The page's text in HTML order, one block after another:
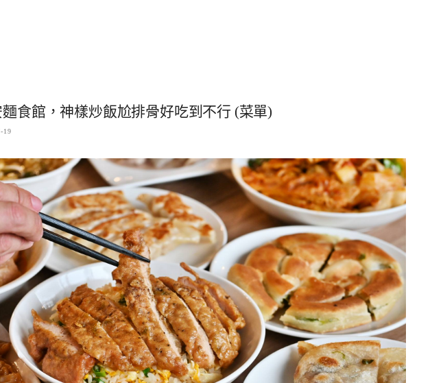
麵食館，神樣炒飯尬排骨好吃到不行 (菜單)
19